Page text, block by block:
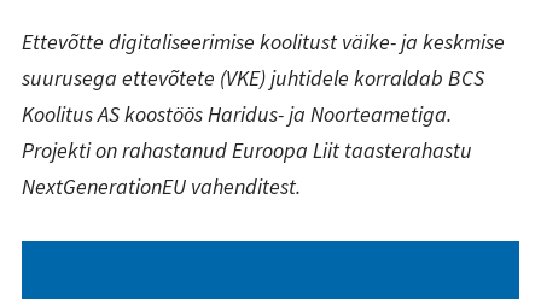
Ettevõtte digitaliseerimise koolitust väike- ja keskmise
suurusega ettevõtete (VKE) juhtidele korraldab BCS
Koolitus AS koostöös Haridus- ja Noorteametiga.
Projekti on rahastanud Euroopa Liit taasterahastu
NextGenerationEU vahenditest.